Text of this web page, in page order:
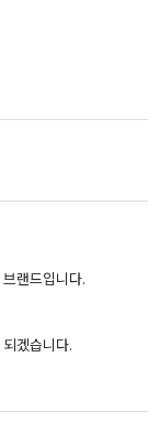
랜드입니다.
겠습니다.